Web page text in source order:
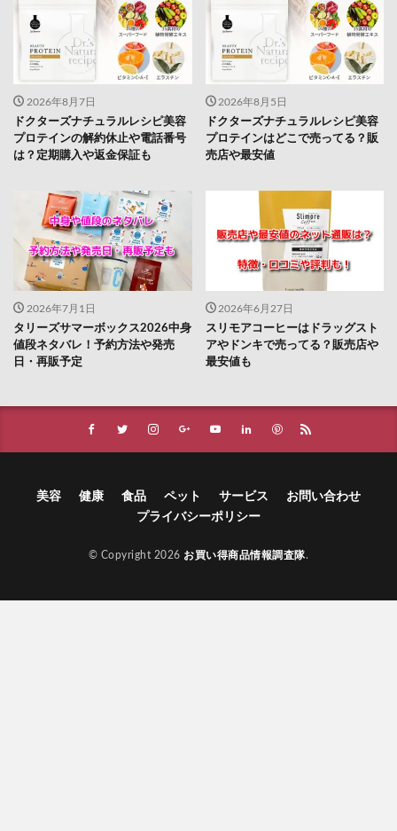
2026年8月7日
ドクターズナチュラルレシピ美容
プロテインの解約休止や電話番号
は？定期購入や返金保証も
2026年8月5日
ドクターズナチュラルレシピ美容
プロテインはどこで売ってる？販
売店や最安値
2026年7月1日
タリーズサマーボックス2026中身
値段ネタバレ！予約方法や発売
日・再販予定
2026年6月27日
スリモアコーヒーはドラッグスト
アやドンキで売ってる？販売店や
最安値も
美容 健康 食品 ペット サービス
お問い合わせ
プライバシーポリシー
© Copyright 2026 お買い得商品情報調査隊.